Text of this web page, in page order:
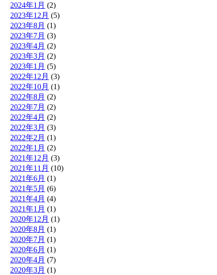
2024年1月 (2)
2023年12月 (5)
2023年8月 (1)
2023年7月 (3)
2023年4月 (2)
2023年3月 (2)
2023年1月 (5)
2022年12月 (3)
2022年10月 (1)
2022年8月 (2)
2022年7月 (2)
2022年4月 (2)
2022年3月 (3)
2022年2月 (1)
2022年1月 (2)
2021年12月 (3)
2021年11月 (10)
2021年6月 (1)
2021年5月 (6)
2021年4月 (4)
2021年1月 (1)
2020年12月 (1)
2020年8月 (1)
2020年7月 (1)
2020年6月 (1)
2020年4月 (7)
2020年3月 (1)